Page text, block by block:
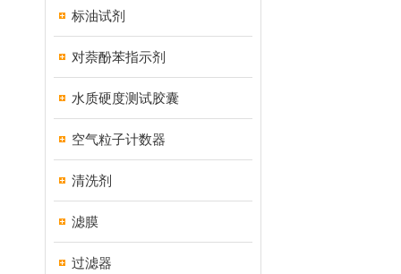
标油试剂
对萘酚苯指示剂
水质硬度测试胶囊
空气粒子计数器
清洗剂
滤膜
过滤器